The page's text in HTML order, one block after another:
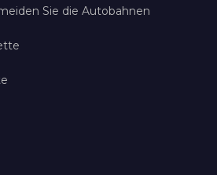
Sie die Autobahnen